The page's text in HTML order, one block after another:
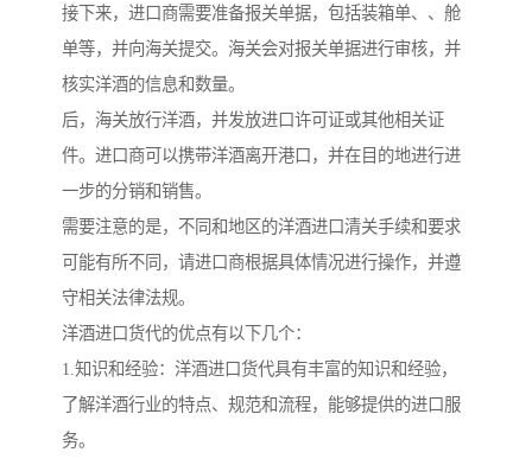
接下来，进口商需要准备报关单据，包括装箱单、、舱
单等，并向海关提交。海关会对报关单据进行审核，并
核实洋酒的信息和数量。
后，海关放行洋酒，并发放进口许可证或其他相关证
件。进口商可以携带洋酒离开港口，并在目的地进行进
一步的分销和销售。
需要注意的是，不同和地区的洋酒进口清关手续和要求
可能有所不同，请进口商根据具体情况进行操作，并遵
守相关法律法规。
洋酒进口货代的优点有以下几个：
1.知识和经验：洋酒进口货代具有丰富的知识和经验，
了解洋酒行业的特点、规范和流程，能够提供的进口服
务。